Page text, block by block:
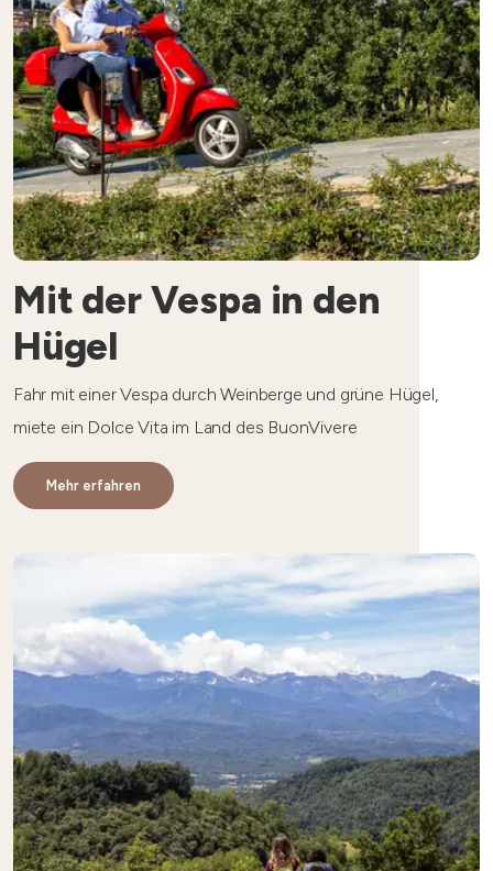
Mit der Vespa in den
Hügel
Fahr mit einer Vespa durch Weinberge und grüne Hügel,
miete ein Dolce Vita im Land des BuonVivere
Mehr erfahren